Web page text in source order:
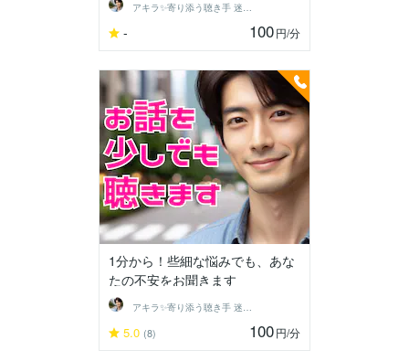
アキラ✨寄り添う聴き手 迷い不安の相談室
- 100円/分
1分から！些細な悩みでも、あな
たの不安をお聞きます
アキラ✨寄り添う聴き手 迷い不安の相談室
5.0 (8) 100円/分